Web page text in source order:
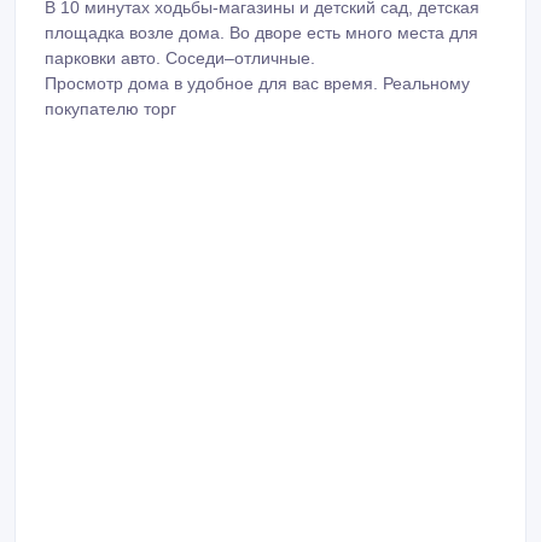
В 10 минутах ходьбы-магазины и детский сад, детская
площадка возле дома. Во дворе есть много места для
парковки авто. Соседи–отличные.
Просмотр дома в удобное для вас время. Реальному
покупателю торг